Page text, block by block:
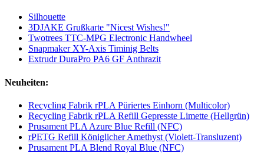
Silhouette
3DJAKE Grußkarte "Nicest Wishes!"
Twotrees TTC-MPG Electronic Handwheel
Snapmaker XY-Axis Timinig Belts
Extrudr DuraPro PA6 GF Anthrazit
Neuheiten:
Recycling Fabrik rPLA Püriertes Einhorn (Multicolor)
Recycling Fabrik rPLA Refill Gepresste Limette (Hellgrün)
Prusament PLA Azure Blue Refill (NFC)
rPETG Refill Königlicher Amethyst (Violett-Transluzent)
Prusament PLA Blend Royal Blue (NFC)